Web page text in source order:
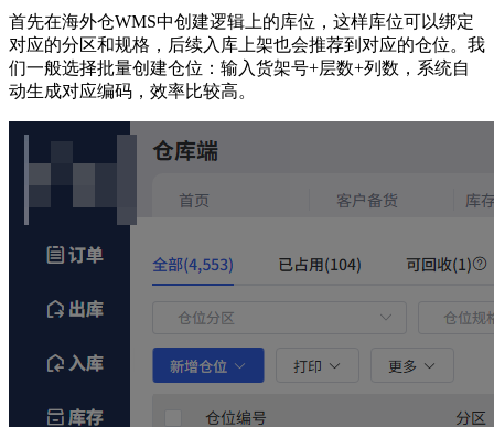
首先在海外仓WMS中创建逻辑上的库位，这样库位可以绑定
对应的分区和规格，后续入库上架也会推荐到对应的仓位。我
们一般选择批量创建仓位：输入货架号+层数+列数，系统自
动生成对应编码，效率比较高。